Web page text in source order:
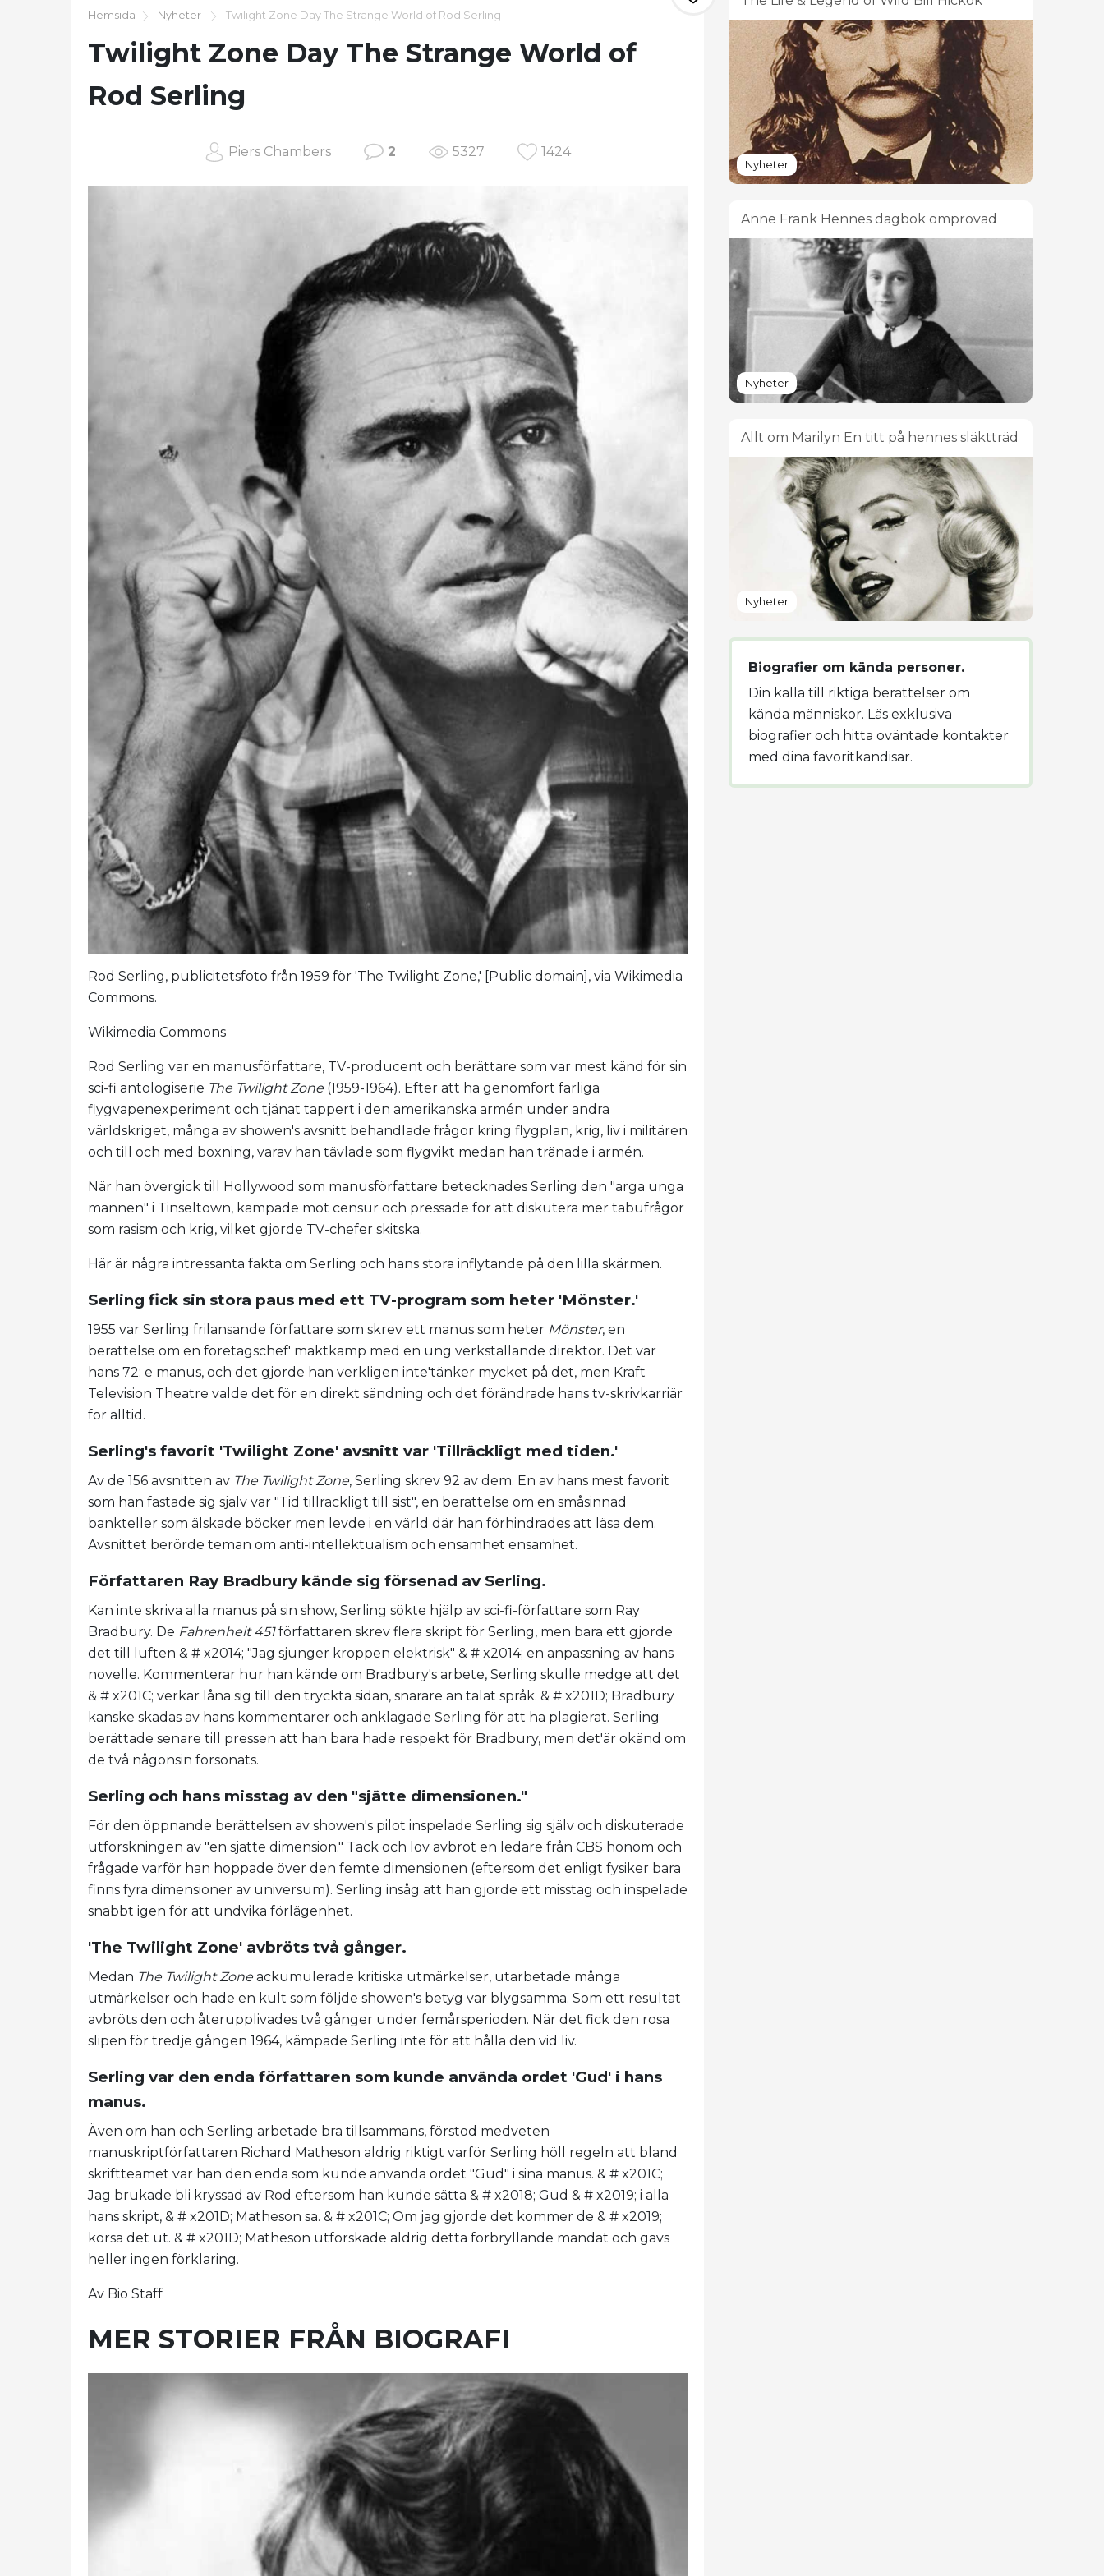
Hemsida Nyheter Twilight Zone Day The Strange World of Rod Serling
Twilight Zone Day The Strange World of
Rod Serling
Piers Chambers 2 5327 1424
Rod Serling, publicitetsfoto från 1959 för 'The Twilight Zone,' [Public domain], via Wikimedia
Commons.
Wikimedia Commons
Rod Serling var en manusförfattare, TV-producent och berättare som var mest känd för sin
sci-fi antologiserie The Twilight Zone(1959-1964). Efter att ha genomfört farliga
flygvapenexperiment och tjänat tappert i den amerikanska armén under andra
världskriget, många av showen's avsnitt behandlade frågor kring flygplan, krig, liv i militären
och till och med boxning, varav han tävlade som flygvikt medan han tränade i armén.
När han övergick till Hollywood som manusförfattare betecknades Serling den "arga unga
mannen" i Tinseltown, kämpade mot censur och pressade för att diskutera mer tabufrågor
som rasism och krig, vilket gjorde TV-chefer skitska.
Här är några intressanta fakta om Serling och hans stora inflytande på den lilla skärmen.
Serling fick sin stora paus med ett TV-program som heter 'Mönster.'
1955 var Serling frilansande författare som skrev ett manus som heter Mönster, en
berättelse om en företagschef' maktkamp med en ung verkställande direktör. Det var
hans 72: e manus, och det gjorde han verkligen inte'tänker mycket på det, men Kraft
Television Theatre valde det för en direkt sändning och det förändrade hans tv-skrivkarriär
för alltid.
Serling's favorit 'Twilight Zone' avsnitt var 'Tillräckligt med tiden.'
Av de 156 avsnitten av The Twilight Zone, Serling skrev 92 av dem. En av hans mest favorit
som han fästade sig själv var "Tid tillräckligt till sist", en berättelse om en småsinnad
bankteller som älskade böcker men levde i en värld där han förhindrades att läsa dem.
Avsnittet berörde teman om anti-intellektualism och ensamhet ensamhet.
Författaren Ray Bradbury kände sig försenad av Serling.
Kan inte skriva alla manus på sin show, Serling sökte hjälp av sci-fi-författare som Ray
Bradbury. De Fahrenheit 451författaren skrev flera skript för Serling, men bara ett gjorde
det till luften & # x2014; "Jag sjunger kroppen elektrisk" & # x2014; en anpassning av hans
novelle. Kommenterar hur han kände om Bradbury's arbete, Serling skulle medge att det
& # x201C; verkar låna sig till den tryckta sidan, snarare än talat språk. & # x201D; Bradbury
kanske skadas av hans kommentarer och anklagade Serling för att ha plagierat. Serling
berättade senare till pressen att han bara hade respekt för Bradbury, men det'är okänd om
de två någonsin försonats.
Serling och hans misstag av den "sjätte dimensionen."
För den öppnande berättelsen av showen's pilot inspelade Serling sig själv och diskuterade
utforskningen av "en sjätte dimension." Tack och lov avbröt en ledare från CBS honom och
frågade varför han hoppade över den femte dimensionen (eftersom det enligt fysiker bara
finns fyra dimensioner av universum). Serling insåg att han gjorde ett misstag och inspelade
snabbt igen för att undvika förlägenhet.
'The Twilight Zone' avbröts två gånger.
Medan The Twilight Zoneackumulerade kritiska utmärkelser, utarbetade många
utmärkelser och hade en kult som följde showen's betyg var blygsamma. Som ett resultat
avbröts den och återupplivades två gånger under femårsperioden. När det fick den rosa
slipen för tredje gången 1964, kämpade Serling inte för att hålla den vid liv.
Serling var den enda författaren som kunde använda ordet 'Gud' i hans
manus.
Även om han och Serling arbetade bra tillsammans, förstod medveten
manuskriptförfattaren Richard Matheson aldrig riktigt varför Serling höll regeln att bland
skriftteamet var han den enda som kunde använda ordet "Gud" i sina manus. & # x201C;
Jag brukade bli kryssad av Rod eftersom han kunde sätta & # x2018; Gud & # x2019; i alla
hans skript, & # x201D; Matheson sa. & # x201C; Om jag gjorde det kommer de & # x2019;
korsa det ut. & # x201D; Matheson utforskade aldrig detta förbryllande mandat och gavs
heller ingen förklaring.
Av Bio Staff
MER STORIER FRÅN BIOGRAFI
Nyheter
Anne Frank Hennes dagbok omprövad
Nyheter
Allt om Marilyn En titt på hennes släktträd
Nyheter
Biografier om kända personer.
Din källa till riktiga berättelser om
kända människor. Läs exklusiva
biografier och hitta oväntade kontakter
med dina favoritkändisar.